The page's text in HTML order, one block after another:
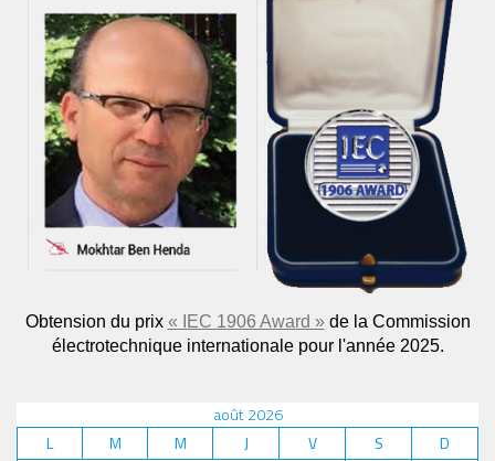
Obtension du prix « IEC 1906 Award »de la Commission
électrotechnique internationale pour l'année 2025.
août 2026
L
M M J V S
D